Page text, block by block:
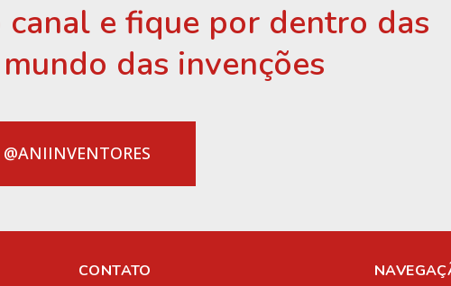
canal e fique por dentro das
das invenções
@ANIINVENTORES
CONTATO